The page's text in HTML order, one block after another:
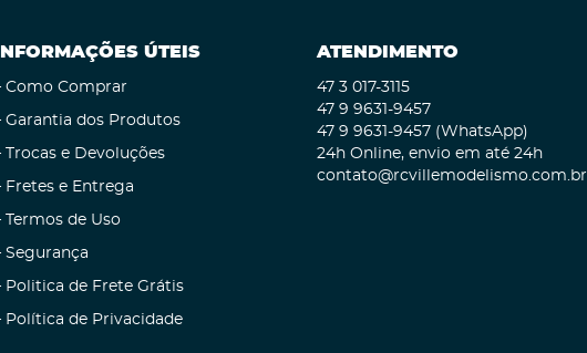
INFORMAÇÕES ÚTEIS
Como Comprar
Garantia dos Produtos
Trocas e Devoluções
Fretes e Entrega
Termos de Uso
Segurança
Politica de Frete Grátis
Política de Privacidade
ATENDIMENTO
47 3 017-3115
47 9 9631-9457
47 9 9631-9457 (WhatsApp)
24h Online, envio em até 24h
contato@rcvillemodelismo.com.br